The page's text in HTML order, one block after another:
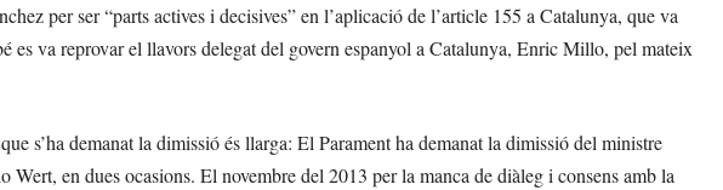
per ser “parts actives i decisives” en l’aplicació de l’article 155 a Catalunya, que va
es va reprovar el llavors delegat del govern espanyol a Catalunya, Enric Millo, pel mateix
s’ha demanat la dimissió és llarga: El Parament ha demanat la dimissió del ministre
Wert, en dues ocasions. El novembre del 2013 per la manca de diàleg i consens amb la